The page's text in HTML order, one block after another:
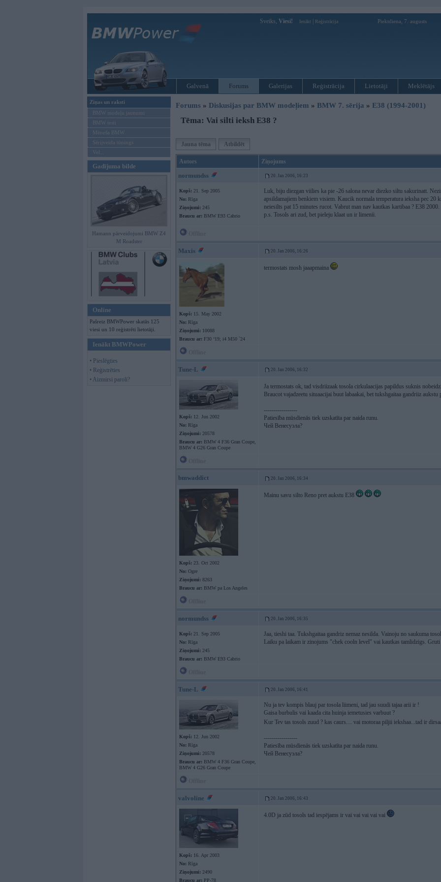
Sveiks, Viesi! Ienākt Reģistrācija Piektdiena, 7. augusts
Galvenā Forums Galerijas Reģistrācija Lietotāji Meklētājs
Ziņas un raksti
BMW modeļu jaunumi
BMW testi
Mēneša BMW
Sērijveida tūnings
Vel...
Gadījuma bilde
Hamann pārveidojumi BMW Z4
M Roadster
Online
Pašreiz BMWPower skatās 125
viesi un 10 reģistrēti lietotāji.
Ienākt BMWPower
• Pieslēgties
• Reģistrēties
• Aizmirsi paroli?
Forums » Diskusijas par BMW modeļiem » BMW 7. sērija » E38 (1994-2001)
Tēma: Vai silti ieksh E38 ?
Jauna tēma Atbildēt
Autors Ziņojums
normundss 20. Jan 2006, 16:23
Kopš: 21. Sep 2005
No: Rīga
Ziņojumi: 245
Braucu ar: BMW E93 Cabrio
Luk, biju diezgan viilies ka pie -26 salona nevar diezko siltu sakurinatt.
apsildamajiem benkiem visiem. Kaucik normala temperatura ieksha pec 20
neiesilts pat 15 minutes rucot. Vabrut man nav kautkas kartibaa ? E38
p.s. Tosols ari zud, bet pieleju klaat un ir limenii.
Maxis 20. Jan 2006, 16:26
Kopš: 15. May 2002
No: Rīga
Ziņojumi: 10088
Braucu ar: F30 ‘19; i4 M50 `24
termostats mosh jaaapmaina
Tune-L 20. Jan 2006, 16:32
Kopš: 12. Jun 2002
No: Rīga
Ziņojumi: 20578
Braucu ar: BMW 4 F36 Gran Coupe,
BMW 4 G26 Gran Coupe
Ja termostats ok, tad visdriizaak tosola cirkulaacijas papildus suknis
Braucot vajadzeetu situaacijai buut labaakai, bet tukshgaitaa gandriiz aukstu
-----------------
Patiesība mūsdienās tiek uzskatīta par naida runu.
Чей Венесуэла?
bmwaddict 20. Jan 2006, 16:34
Kopš: 23. Oct 2002
No: Ogre
Ziņojumi: 8263
Braucu ar: BMW pa Los Angeles
Mainu savu silto Reno pret aukstu E38
normundss 20. Jan 2006, 16:35
Kopš: 21. Sep 2005
No: Rīga
Ziņojumi: 245
Braucu ar: BMW E93 Cabrio
Jaa, tieshi taa. Tukshgaitaa gandriz nemaz nesilda. Vainoju no saukuma
Laiku pa laikam ir zinojums "chek cooln level" vai kautkas tamlidzigs.
Tune-L 20. Jan 2006, 16:41
Kopš: 12. Jun 2002
No: Rīga
Ziņojumi: 20578
Braucu ar: BMW 4 F36 Gran Coupe,
BMW 4 G26 Gran Coupe
Nu ja tev kompis blauj par tosola liimeni, tad jau suudi tajaa arii ir !
Gaisa burbulis vai kaada cita huinja iemetusies varbuut ?
Kur Tev tas tosols zuud ? kas caurs.... vai motoraa piljii iekshaa...tad ir
-----------------
Patiesība mūsdienās tiek uzskatīta par naida runu.
Чей Венесуэла?
valvoline 20. Jan 2006, 16:43
Kopš: 16. Apr 2003
No: Rīga
Ziņojumi: 2490
Braucu ar: PP-78
4.0D ja zūd tosols tad iespējams ir vai vai vai vai vai